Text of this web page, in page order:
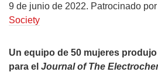
9 de junio de 2022. Patrocinado por
Society
Un equipo de 50 mujeres produjo
para el Journal of The